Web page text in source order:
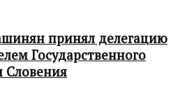
принял делегацию
Государственного
Словения